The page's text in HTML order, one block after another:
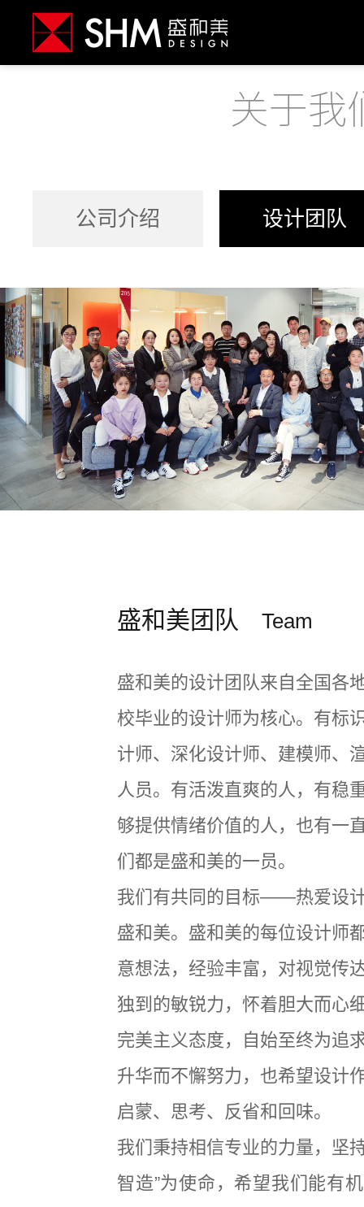
公司介绍 设计团队
盛和美团队 Team
盛和美的设计团队来自全国各
校毕业的设计师为核心。有标
计师、深化设计师、建模师、
人员。有活泼直爽的人，有稳
够提供情绪价值的人，也有
们都是盛和美的一员。
我们有共同的目标——热爱设
盛和美。盛和美的每位设计师
意想法，经验丰富，对视觉传
独到的敏锐力，怀着胆大而心
完美主义态度，自始至终为追
升华而不懈努力，也希望设计
启蒙、思考、反省和回味。
我们秉持相信专业的力量，坚
智造”为使命，希望我们能有